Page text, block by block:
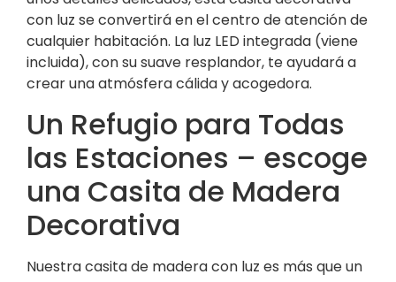
con luz se convertirá en el centro de atención de
cualquier habitación. La luz LED integrada (viene
incluida), con su suave resplandor, te ayudará a
crear una atmósfera cálida y acogedora.
Un Refugio para Todas
las Estaciones – escoge
una Casita de Madera
Decorativa
Nuestra casita de madera con luz es más que un